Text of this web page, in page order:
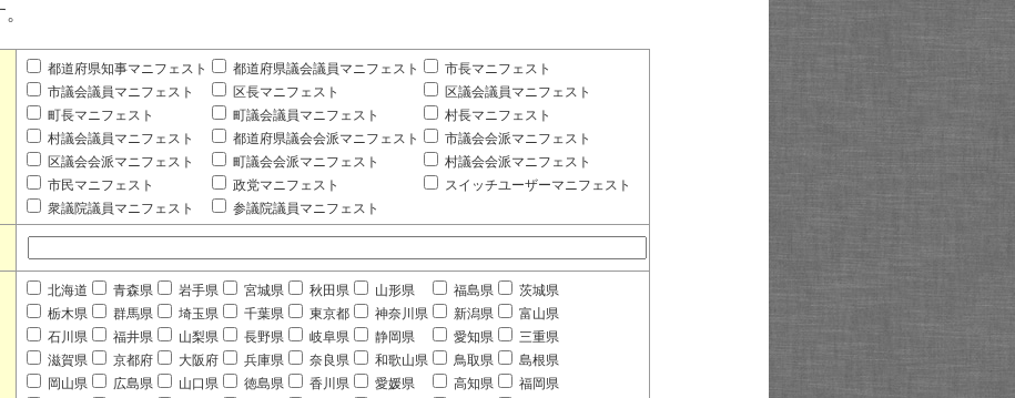
都道府県知事マニフェスト 都道府県議会議員マニフェスト
市長マニフェスト
市議会議員マニフェスト
区長マニフェスト
区議会議員マニフェスト
町長マニフェスト
町議会議員マニフェスト
村長マニフェスト
村議会議員マニフェスト
都道府県議会会派マニフェスト
市議会会派マニフェスト
区議会会派マニフェスト
町議会会派マニフェスト
村議会会派マニフェスト
市民マニフェスト
政党マニフェスト
スイッチユーザーマニフェスト
衆議院議員マニフェスト
参議院議員マニフェスト
北海道 青森県 岩手県 宮城県 秋田県 山形県 福島県
茨城県
栃木県
群馬県 埼玉県 千葉県 東京都 神奈川県 新潟県
富山県
石川県
福井県 山梨県 長野県 岐阜県 静岡県 愛知県
三重県
滋賀県
京都府 大阪府 兵庫県 奈良県 和歌山県 鳥取県
島根県
岡山県
広島県 山口県 徳島県 香川県 愛媛県 高知県
福岡県